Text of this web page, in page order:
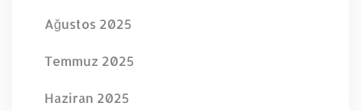
Ağustos 2025
Temmuz 2025
Haziran 2025